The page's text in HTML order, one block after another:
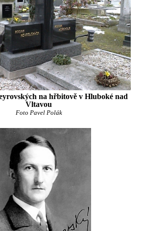
na hřbitově v Hluboké nad
Vltavou
Foto Pavel Polák